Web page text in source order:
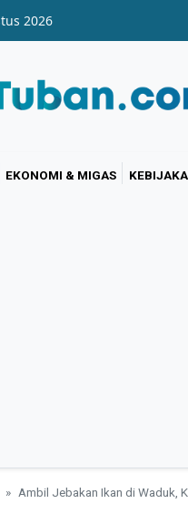
2026
EKONOMI & MIGAS
Ambil Jebakan Ikan di Waduk,